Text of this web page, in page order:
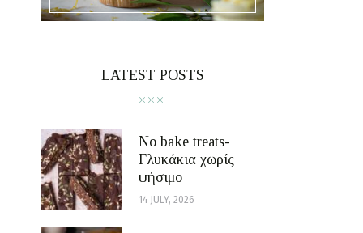
LATEST POSTS
No bake treats-
Γλυκάκια χωρίς
ψήσιμο
14 JULY, 2026